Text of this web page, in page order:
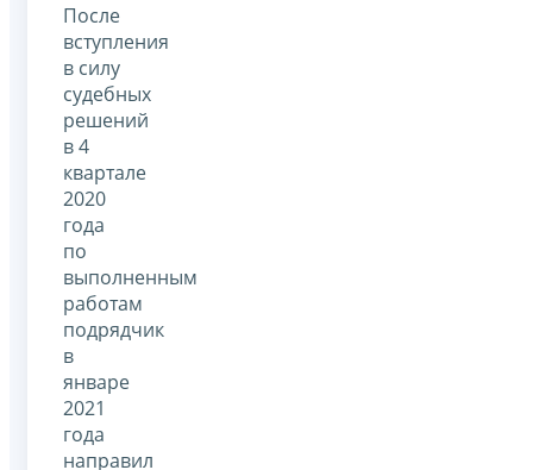
После
вступления
в силу
судебных
решений
в 4
квартале
2020
года
по
выполненным
работам
подрядчик
в
январе
2021
года
направил